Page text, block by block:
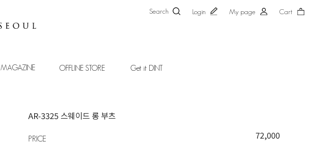
Search Login My page Cart
MAGAZINE OFFLINE STORE Get it DINT
AR-3325 스웨이드 롱 부츠
PRICE 72,000